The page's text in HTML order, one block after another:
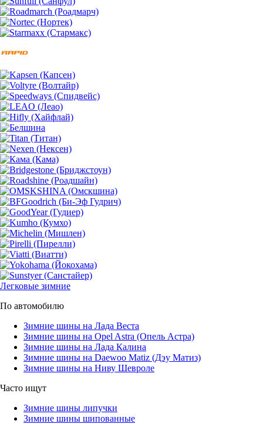
Легковые зимние
По автомобилю
Зимние шины на Лада Веста
Зимние шины на Opel Astra (Опель Астра)
Зимние шины на Лада Калина
Зимние шины на Daewoo Matiz (Дэу Матиз)
Зимние шины на Ниву Шевроле
Часто ищут
Зимние шины липучки
Зимние шины шипованные